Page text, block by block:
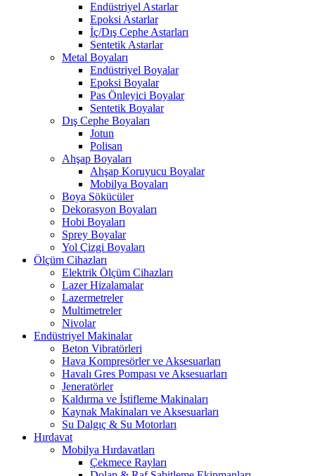
Endüstriyel Astarlar
Epoksi Astarlar
İç/Dış Cephe Astarları
Sentetik Astarlar
Metal Boyaları
Endüstriyel Boyalar
Epoksi Boyalar
Pas Önleyici Boyalar
Sentetik Boyalar
Dış Cephe Boyaları
Jotun
Polisan
Ahşap Boyaları
Ahşap Koruyucu Boyalar
Mobilya Boyaları
Boya Sökücüler
Dekorasyon Boyaları
Hobi Boyaları
Sprey Boyalar
Yol Çizgi Boyaları
Ölçüm Cihazları
Elektrik Ölçüm Cihazları
Lazer Hizalamalar
Lazermetreler
Multimetreler
Nivolar
Endüstriyel Makinalar
Beton Vibratörleri
Hava Kompresörler ve Aksesuarları
Havalı Gres Pompası ve Aksesuarları
Jeneratörler
Kaldırma ve İstifleme Makinaları
Kaynak Makinaları ve Aksesuarları
Su Dalgıç & Su Motorları
Hırdavat
Mobilya Hırdavatları
Çekmece Rayları